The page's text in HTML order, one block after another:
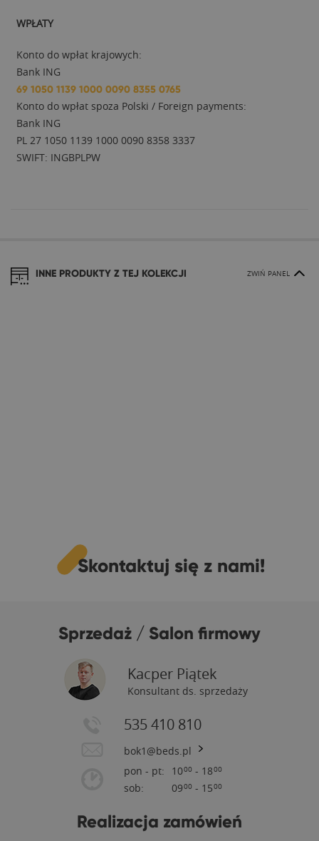
WPŁATY
Konto do wpłat krajowych:
Bank ING
69 1050 1139 1000 0090 8355 0765
Konto do wpłat spoza Polski / Foreign payments:
Bank ING
PL 27 1050 1139 1000 0090 8358 3337
SWIFT: INGBPLPW
INNE PRODUKTY Z TEJ KOLEKCJI ZWIŃ PANEL
Skontaktuj się z nami!
Sprzedaż / Salon firmowy
Kacper Piątek
Konsultant ds. sprzedaży
535 410 810
bok1@beds.pl
pon - pt:
sob:
1000 - 1800
0900 - 1500
Realizacja zamówień